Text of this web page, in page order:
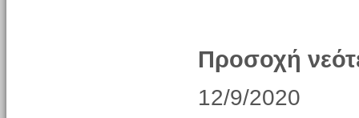
Προσοχή
12/9/2020